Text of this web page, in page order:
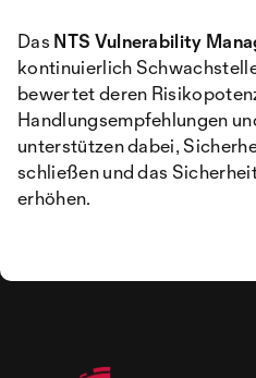
Das NTS Vulnerability
kontinuierlich
bewertet deren
Handlungsempfehlungen
unterstützen dabei,
schließen und das
erhöhen.